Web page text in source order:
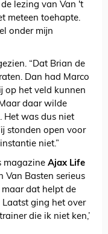
lezing van Van 't
meteen toehapte.
onder mijn
“Dat Brian de
Dan had Marco
op het veld kunnen
daar wilde
Het was dus niet
stonden open voor
niet.”
magazine Ajax Life
Van Basten serieus
maar dat helpt de
ging het over
die ik niet ken,’